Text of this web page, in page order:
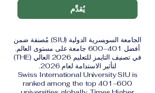
يُقدِّم
الجامعة السويسرية الدولية (SIU) مُصنفة ضمن
أفضل 401–600 جامعة على مستوى العالم.
في تصنيف التايمز للتعليم 2026 العالي (THE)
لتأثير الاستدامة لعام 2026.
Swiss International University SIU is
ranked among the top 401–600